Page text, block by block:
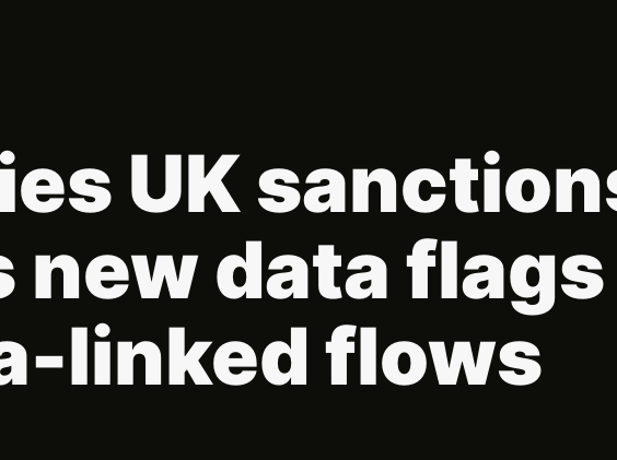
UK
data flags
linked flows